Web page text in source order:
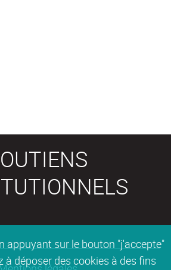
appuyant sur le bouton "j'accepte"
déposer des cookies à des fins